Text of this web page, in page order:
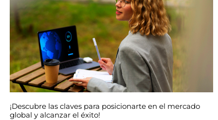
¡Descubre las claves para posicionarte en el mercado
global y alcanzar el éxito!